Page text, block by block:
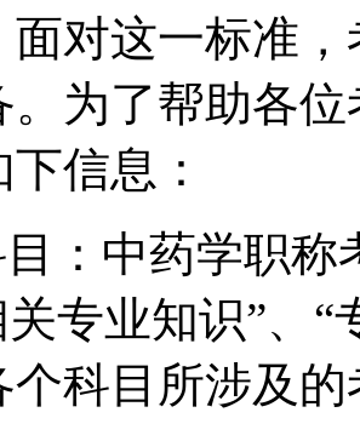
面对这一标准
。为了帮助各
信息：
：中药学职称
关专业知识”、
个科目所涉及